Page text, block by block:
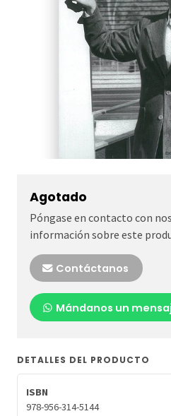
Agotado
Póngase en contacto con
información sobre este
Contáctanos
Mándanos un
DETALLES DEL PRODUCTO
ISBN
978-956-314-5144